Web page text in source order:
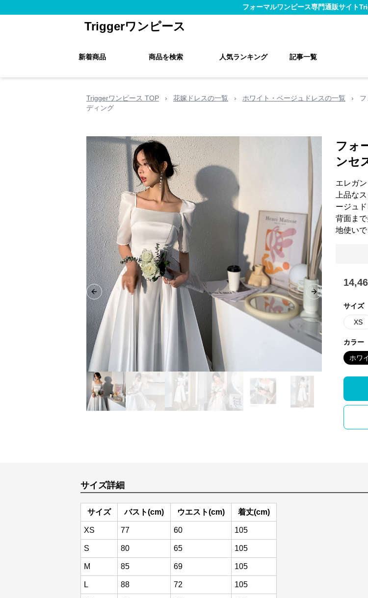
フォーマルワンピース専門通販サイト
Triggerワンピース
新着商品 商品を検索 人気ランキング 記事一覧
Triggerワンピース TOP › 花嫁ドレスの一覧 › ホワイト・ベージュドレスの一覧 ›
ディング
Previous slide Next slide
フォ
ンセ
エレガ
上品な
ージュド
背面ま
地使い
サイズ
XS
カラー
ホワ
サイズ詳細
サイズ バスト(cm) ウエスト(cm) 着丈(cm)
XS 77 60 105
S 80 65 105
M 85 69 105
L 88 72 105